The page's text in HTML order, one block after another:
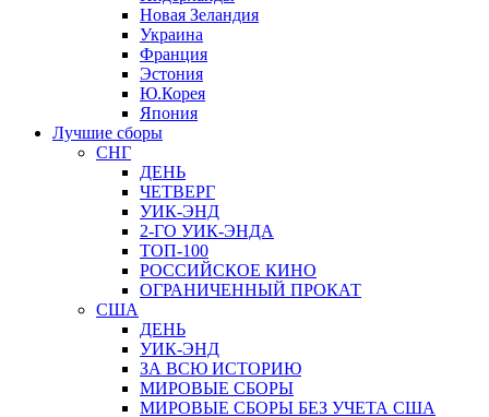
Новая Зеландия
Украина
Франция
Эстония
Ю.Корея
Япония
Лучшие сборы
СНГ
ДЕНЬ
ЧЕТВЕРГ
УИК-ЭНД
2-ГО УИК-ЭНДА
ТОП-100
РОССИЙСКОЕ КИНО
ОГРАНИЧЕННЫЙ ПРОКАТ
США
ДЕНЬ
УИК-ЭНД
ЗА ВСЮ ИСТОРИЮ
МИРОВЫЕ СБОРЫ
МИРОВЫЕ СБОРЫ БЕЗ УЧЕТА США